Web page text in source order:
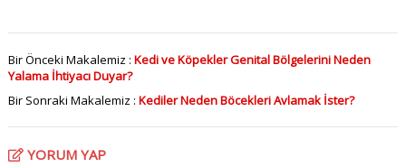
Bir Önceki Makalemiz : Kedi ve Köpekler Genital Bölgelerini Neden
Yalama İhtiyacı Duyar?
Bir Sonraki Makalemiz : Kediler Neden Böcekleri Avlamak İster?
YORUM YAP